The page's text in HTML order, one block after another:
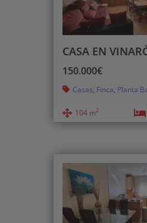
CASA EN
150.000€
Casas, Finca, Planta
104 m2